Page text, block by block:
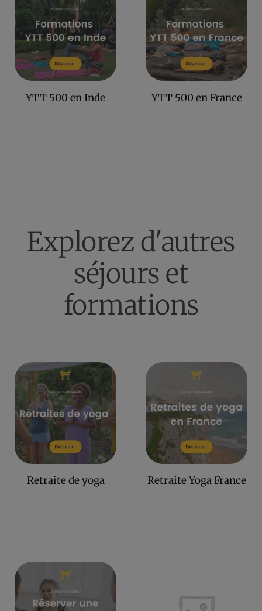
YTT 500 en Inde YTT 500 en France
Explorez d'autres
séjours et
formations
Retraite de yoga Retraite Yoga France